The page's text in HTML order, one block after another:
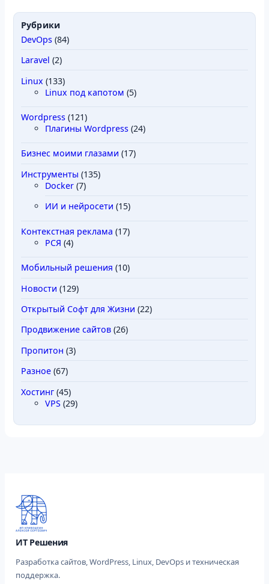
Рубрики
DevOps (84)
Laravel (2)
Linux (133)
Linux под капотом (5)
Wordpress (121)
Плагины Wordpress (24)
Бизнес моими глазами (17)
Инструменты (135)
Docker (7)
ИИ и нейросети (15)
Контекстная реклама (17)
РСЯ (4)
Мобильный решения (10)
Новости (129)
Открытый Софт для Жизни (22)
Продвижение сайтов (26)
Пропитон (3)
Разное (67)
Хостинг (45)
VPS (29)
ИТ Решения
Разработка сайтов, WordPress, Linux, DevOps и техническая
поддержка.